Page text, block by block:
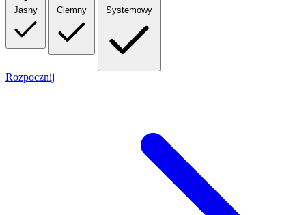
Jasny Ciemny Systemowy
Rozpocznij